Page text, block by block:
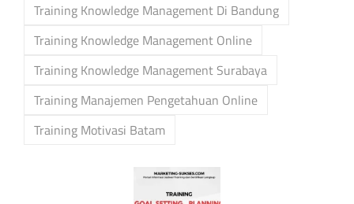
Training Knowledge Management Di Bandung
Training Knowledge Management Online
Training Knowledge Management Surabaya
Training Manajemen Pengetahuan Online
Training Motivasi Batam